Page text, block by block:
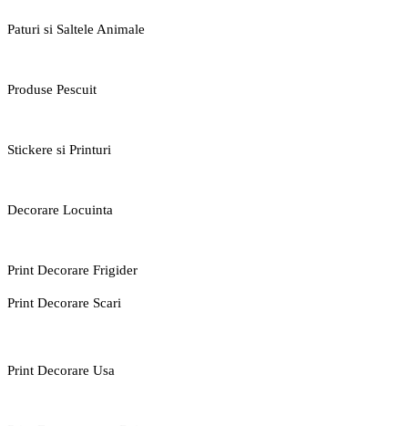
Paturi si Saltele Animale
Produse Pescuit
Stickere si Printuri
Decorare Locuinta
Print Decorare Frigider
Print Decorare Scari
Print Decorare Usa